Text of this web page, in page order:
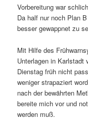
Vorbereitung war
Da half nur noch Plan
besser gewappnet zu
Mit Hilfe des
Unterlagen in Karlstadt
Dienstag früh nicht
weniger strapaziert
nach der bewährten
bereite mich vor und
werden muß.